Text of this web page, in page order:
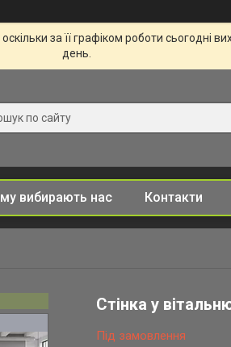
за її графіком роботи сьогодні
день.
вибирають нас Контакти
Стінка у
Під замовлення